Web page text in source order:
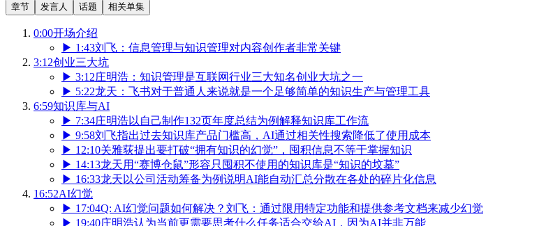
章节 发言人 话题 相关单集
0:00开场介绍
▶ 1:43刘飞：信息管理与知识管理对内容创作者非常关键
3:12创业三大坑
▶ 3:12庄明浩：知识管理是互联网行业三大知名创业大坑之一
▶ 5:22龙天：飞书对于普通人来说就是一个足够简单的知识生产与管理工具
6:59知识库与AI
▶ 7:34庄明浩以自己制作132页年度总结为例解释知识库工作流
▶ 9:58刘飞指出过去知识库产品门槛高，AI通过相关性搜索降低了使用成本
▶ 12:10关雅荻提出要打破“拥有知识的幻觉”，囤积信息不等于掌握知识
▶ 14:13龙天用“赛博仓鼠”形容只囤积不使用的知识库是“知识的坟墓”
▶ 16:33龙天以公司活动筹备为例说明AI能自动汇总分散在各处的碎片化信息
16:52AI幻觉
▶ 17:04Q: AI幻觉问题如何解决？刘飞：通过限用特定功能和提供参考文档来减少幻觉
▶ 19:40庄明浩认为当前更需要思考什么任务适合交给AI，因为AI并非万能